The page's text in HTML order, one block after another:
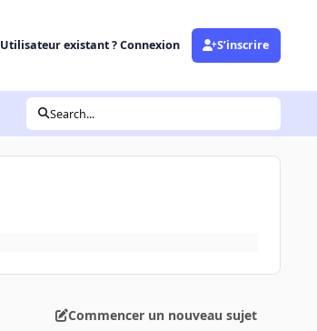
Utilisateur existant ? Connexion S’inscrire
Search...
Commencer un nouveau sujet